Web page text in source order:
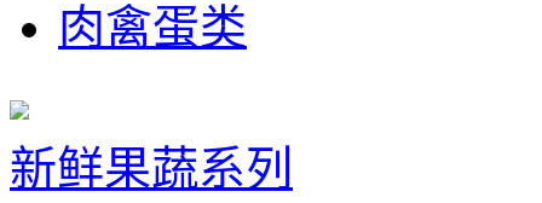
肉禽蛋类
新鲜果蔬系列